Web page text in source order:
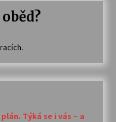
Týká se i vás – a